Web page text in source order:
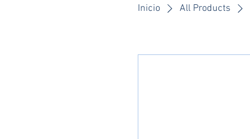
Inicio All Products